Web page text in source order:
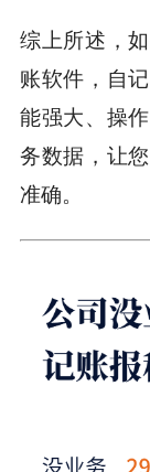
综上所述，
账软件，自
能强大、操
务数据，让
准确。